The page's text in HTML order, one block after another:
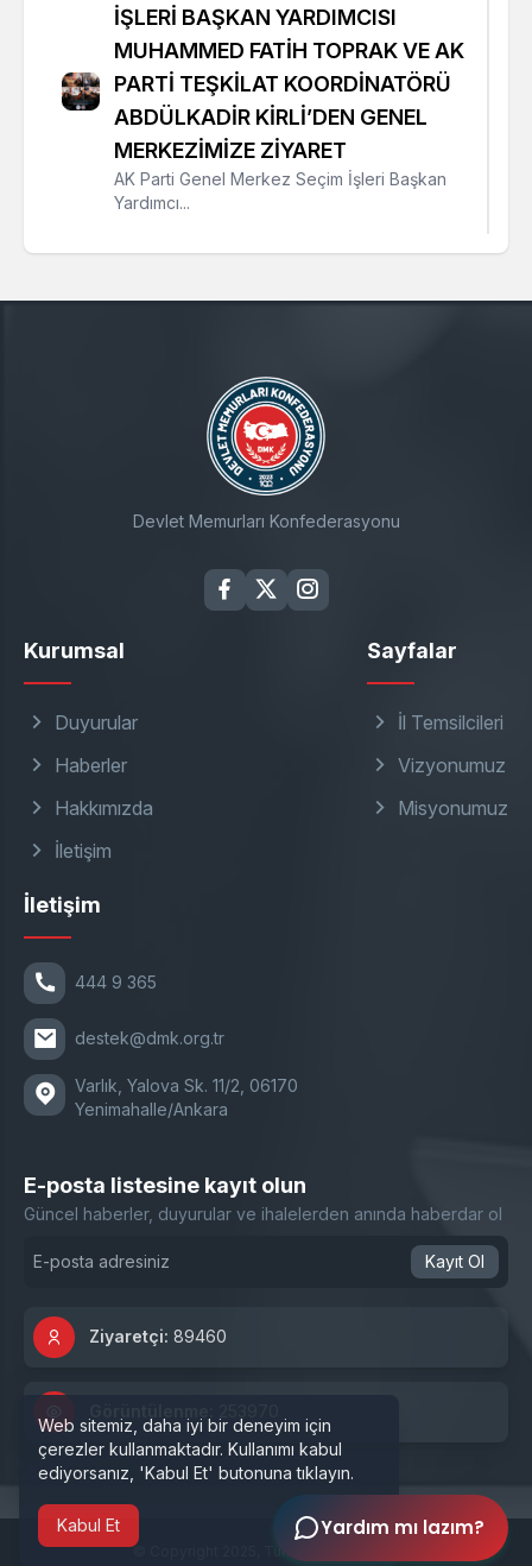
Web sitemiz, daha iyi bir deneyim için
çerezler kullanmaktadır. Kullanımı kabul
ediyorsanız, 'Kabul Et' butonuna tıklayın.
Kabul Et Kapat
İŞLERİ BAŞKAN YARDIMCISI
MUHAMMED FATİH TOPRAK VE AK
PARTİ TEŞKİLAT KOORDİNATÖRÜ
ABDÜLKADİR KİRLİ’DEN GENEL
MERKEZİMİZE ZİYARET
AK Parti Genel Merkez Seçim İşleri Başkan
Yardımcı...
Devlet Memurları Konfederasyonu
Kurumsal
Duyurular
Haberler
Hakkımızda
İletişim
Sayfalar
İl Temsilcileri
Vizyonumuz
Misyonumuz
İletişim
444 9 365
destek@dmk.org.tr
Varlık, Yalova Sk. 11/2, 06170
Yenimahalle/Ankara
E-posta listesine kayıt olun
Güncel haberler, duyurular ve ihalelerden anında haberdar ol
Kayıt Ol
Ziyaretçi: 89460
© Copyright 2025, Tüm hakları saklıdır.
Yardım mı lazım?